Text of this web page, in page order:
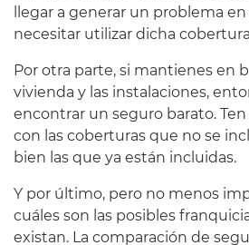
llegar a generar un problema
necesitar utilizar dicha
Por otra parte, si mantienes en
vivienda y las instalaciones,
encontrar un seguro barato.
con las coberturas que no se
bien las que ya están incluidas.
Y por último, pero no menos
cuáles son las posibles
existan. La comparación de